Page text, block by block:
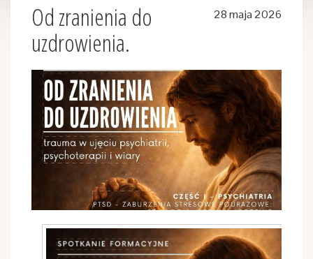
28 maja 2026
Od zranienia do
uzdrowienia.